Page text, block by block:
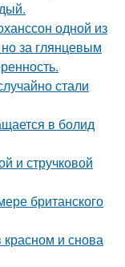
одной из
за глянцевым
стали
в болид
и стручковой
британского
красном и снова